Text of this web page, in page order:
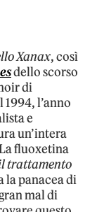
Xanax, così
dello scorso
di
1994, l’anno
e
un’intera
fluoxetina
trattamento
la panacea di
mal di